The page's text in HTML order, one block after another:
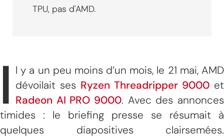
TPU, pas d'AMD.
I l y a un peu moins d’un mois, le 21 mai, AMD
dévoilait ses Ryzen Threadripper 9000 et
Radeon AI PRO 9000. Avec des annonces
timides : le briefing presse se résumait à
quelques diapositives clairsemées.